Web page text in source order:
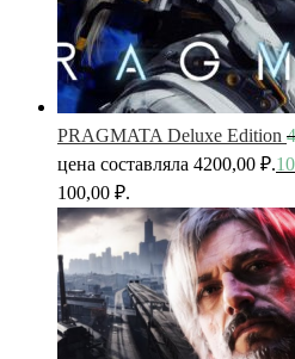
PRAGMATA Deluxe Edition
цена составляла 4200,00 ₽.
100,00 ₽.